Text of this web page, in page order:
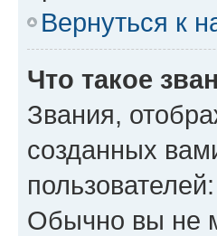
Вернуться к
Что такое
Звания,
созданных
Обычно вы не